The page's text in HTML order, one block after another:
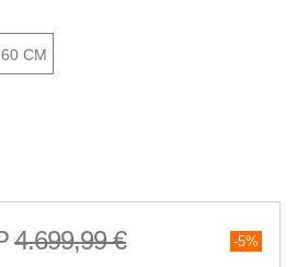
60 CM
4.699,99 € 5%